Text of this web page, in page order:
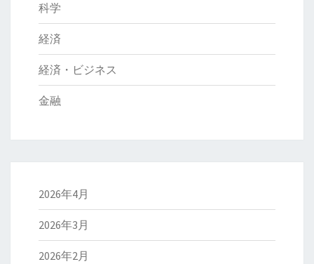
科学
経済
経済・ビジネス
金融
2026年4月
2026年3月
2026年2月